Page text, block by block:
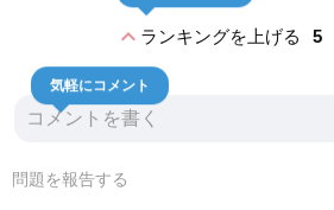
expand_lessランキングを上げる 5
気軽にコメント
問題を報告する